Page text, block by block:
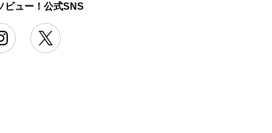
ビュー！公式SNS